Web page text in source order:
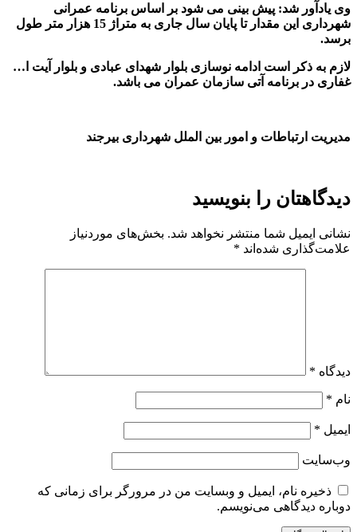
وی یادآور شد: پیش بینی می شود بر اساس برنامه عمرانی
شهرداری این مقدار تا پایان سال جاری به متراژ 15 هزار متر طول
برسد.
لازم به ذکر است ادامه نوسازی بلوار شهدای عبادی و بلوار آیت ا…
غفاری در برنامه آتی سازمان عمران می باشد.
مدیریت ارتباطات و امور بین الملل شهرداری بیرجند
دیدگاهتان را بنویسید
نشانی ایمیل شما منتشر نخواهد شد. بخش‌های موردنیاز
علامت‌گذاری شده‌اند *
دیدگاه *
نام *
ایمیل *
وب‌سایت
ذخیره نام، ایمیل و وبسایت من در مرورگر برای زمانی که
دوباره دیدگاهی می‌نویسم.